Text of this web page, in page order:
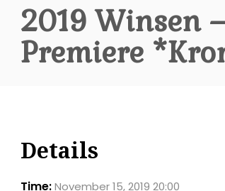
2019 Winsen
Premiere
Details
Time:November 15, 2019 20:00